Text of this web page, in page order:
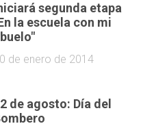
segunda etapa
la escuela con mi
de enero de 2014
de agosto: Día del